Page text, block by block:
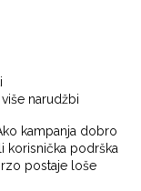
narudžbi
kampanja dobro
korisnička podrška
postaje loše